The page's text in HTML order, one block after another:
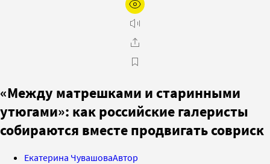
«Между матрешками и старинными
утюгами»: как российские галеристы
собираются вместе продвигать совриск
Екатерина ЧувашоваАвтор